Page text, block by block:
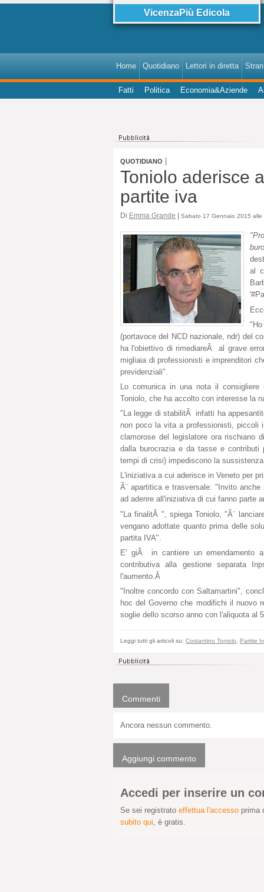
VicenzaPiù Edicola
Home Quotidiano Lettori in diretta
Fatti Politica Economia&Aziende
QUOTIDIANO
Toniolo aderisce
partite iva
Di Emma Grande | Sabato 17 Gennaio 2015 alle
al
(portavoce del NCD nazionale, ndr) del
ha l'obiettivo di rimediareÂ al grave
migliaia di professionisti e imprenditori
previdenziali".
Lo comunica in una nota il consigliere
Toniolo, che ha accolto con interesse la
"La legge di stabilitÃ infatti ha
non poco la vita a professionisti, piccoli
clamorose del legislatore ora
dalla burocrazia e da tasse e
tempi di crisi) impediscono la
L'iniziativa a cui aderisce in Veneto per
Ã¨ apartitica e trasversale: "Invito
ad aderire all'iniziativa di cui fanno parte
"La finalitÃ ", spiega Toniolo, "Ã¨
vengano adottate quanto prima delle
partita IVA".
E' giÃ in cantiere un emendamento
contributiva alla gestione separata
l'aumento.Â
"Inoltre concordo con Saltamartini",
hoc del Governo che modifichi il nuovo
soglie dello scorso anno con l'aliquota al
Leggi tutti gli articoli su: Costantino Toniolo Partite
Commenti
Ancora nessun commento.
Aggiungi commento
Accedi per inserire un
Se sei registrato effettua l'accesso prima
subito qui , è gratis.